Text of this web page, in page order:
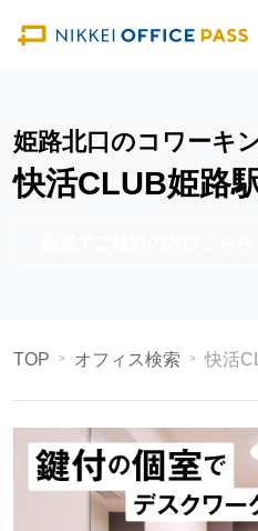
姫路北口のコワーキ
快活CLUB姫路
TOP オフィス検索 快活